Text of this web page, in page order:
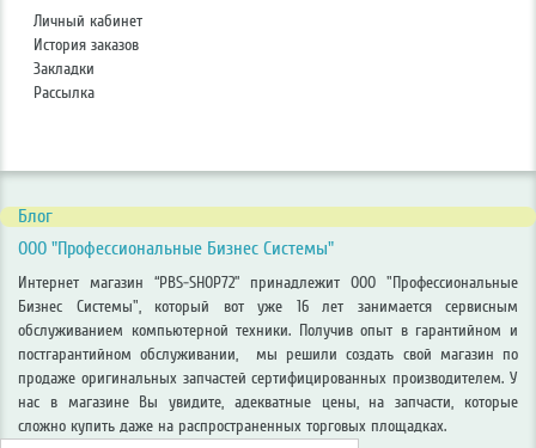
Личный кабинет
История заказов
Закладки
Рассылка
Блог
ООО "Профессиональные Бизнес Системы"
Интернет магазин “PBS-SHOP72” принадлежит ООО "Профессиональные
Бизнес Системы", который вот уже 16 лет занимается сервисным
обслуживанием компьютерной техники. Получив опыт в гарантийном и
постгарантийном обслуживании, мы решили создать свой магазин по
продаже оригинальных запчастей сертифицированных производителем. У
нас в магазине Вы увидите, адекватные цены, на запчасти, которые
сложно купить даже на распространенных торговых площадках.